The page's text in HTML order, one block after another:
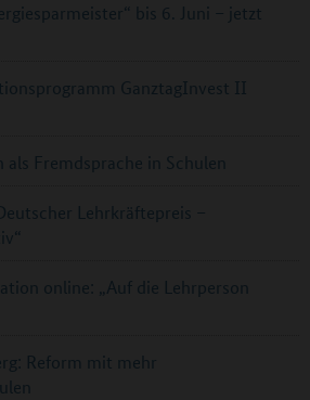
bis 6. Juni – jetzt
GanztagInvest II
als Fremdsprache in Schulen
Lehrkräftepreis –
online: „Auf die Lehrperson
Reform mit mehr